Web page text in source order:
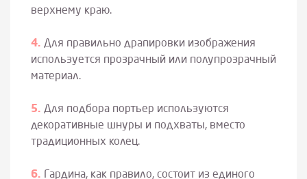
верхнему краю.
Для правильно драпировки изображения
используется прозрачный или полупрозрачный
материал.
Для подбора портьер используются
декоративные шнуры и подхваты, вместо
традиционных колец.
Гардина, как правило, состоит из единого